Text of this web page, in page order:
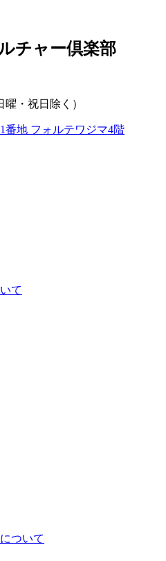
チャー倶楽部
・祝日除く）
番地 フォルテワジマ4階
て
ついて